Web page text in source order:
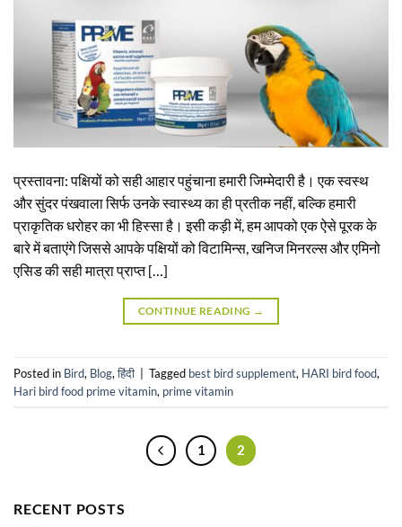
प्रस्तावना: पक्षियों को सही आहार पहुंचाना हमारी जिम्मेदारी है। एक स्वस्थ
और सुंदर पंखवाला सिर्फ उनके स्वास्थ्य का ही प्रतीक नहीं, बल्कि हमारी
प्राकृतिक धरोहर का भी हिस्सा है। इसी कड़ी में, हम आपको एक ऐसे पूरक के
बारे में बताएंगे जिससे आपके पक्षियों को विटामिन्स, खनिज मिनरल्स और एमिनो
एसिड की सही मात्रा प्राप्त […]
CONTINUE READING →
Posted in Bird, Blog,हिंदी Tagged best bird supplement, HARI bird food,
Hari bird food prime vitamin, prime vitamin
1 2
RECENT POSTS